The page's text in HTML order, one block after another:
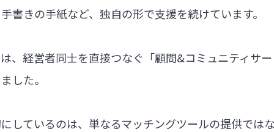
書きの手紙など、独自の形で支援を続けています。
、経営者同士を直接つなぐ「顧問&コミュニティサ
した。
しているのは、単なるマッチングツールの提供では